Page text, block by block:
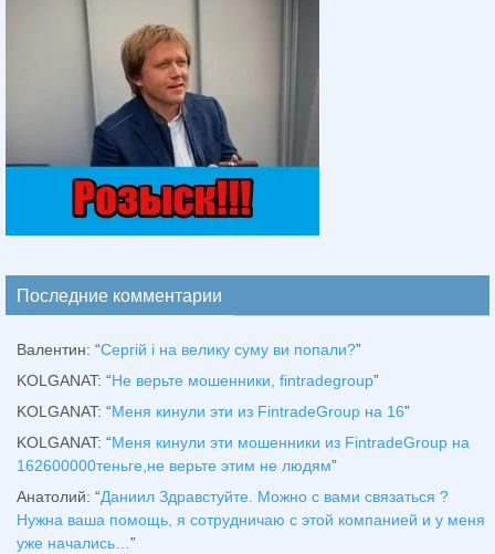
Последние комментарии
Валентин: “Сергій і на велику суму ви попали?”
KOLGANAT: “Не верьте мошенники, fintradegroup”
KOLGANAT: “Меня кинули эти из FintradeGroup на 16”
KOLGANAT: “Меня кинули эти мошенники из FintradeGroup на
162600000теньге,не верьте этим не людям”
Анатолий: “Даниил Здравстуйте. Можно с вами связаться ?
Нужна ваша помощь, я сотрудничаю с этой компанией и у меня
уже начались…”